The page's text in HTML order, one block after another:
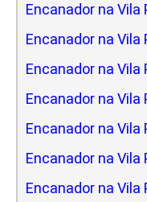
Encanador na Vila
Encanador na Vila
Encanador na Vila
Encanador na Vila
Encanador na Vila
Encanador na Vila
Encanador na Vila